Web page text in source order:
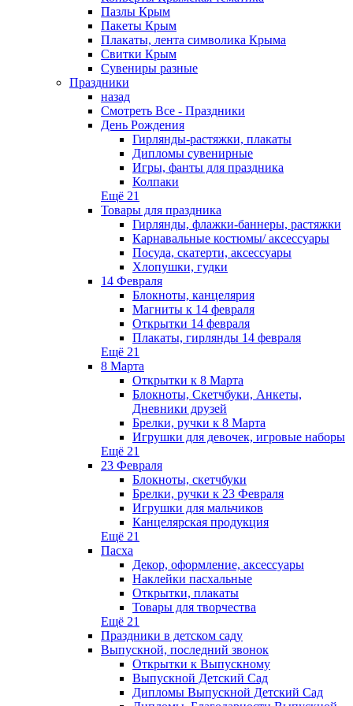
Пазлы Крым
Пакеты Крым
Плакаты, лента символика Крыма
Свитки Крым
Сувениры разные
Праздники
назад
Смотреть Все - Праздники
День Рождения
Гирлянды-растяжки, плакаты
Дипломы сувенирные
Игры, фанты для праздника
Колпаки
Ещё 21
Товары для праздника
Гирлянды, флажки-баннеры, растяжки
Карнавальные костюмы/ аксессуары
Посуда, скатерти, аксессуары
Хлопушки, гудки
14 Февраля
Блокноты, канцелярия
Магниты к 14 февраля
Открытки 14 февраля
Плакаты, гирлянды 14 февраля
Ещё 21
8 Марта
Открытки к 8 Марта
Блокноты, Скетчбуки, Анкеты,
Дневники друзей
Брелки, ручки к 8 Марта
Игрушки для девочек, игровые наборы
Ещё 21
23 Февраля
Блокноты, скетчбуки
Брелки, ручки к 23 Февраля
Игрушки для мальчиков
Канцелярская продукция
Ещё 21
Пасха
Декор, оформление, аксессуары
Наклейки пасхальные
Открытки, плакаты
Товары для творчества
Ещё 21
Праздники в детском саду
Выпускной, последний звонок
Открытки к Выпускному
Выпускной Детский Сад
Дипломы Выпускной Детский Сад